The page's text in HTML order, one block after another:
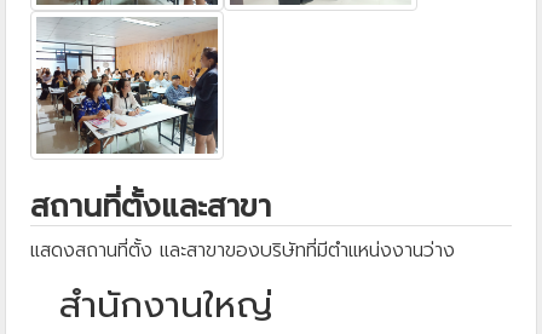
สถานที่ตั้งและสาขา
แสดงสถานที่ตั้ง และสาขาของบริษัทที่มีตำแหน่งงานว่าง
สำนักงานใหญ่